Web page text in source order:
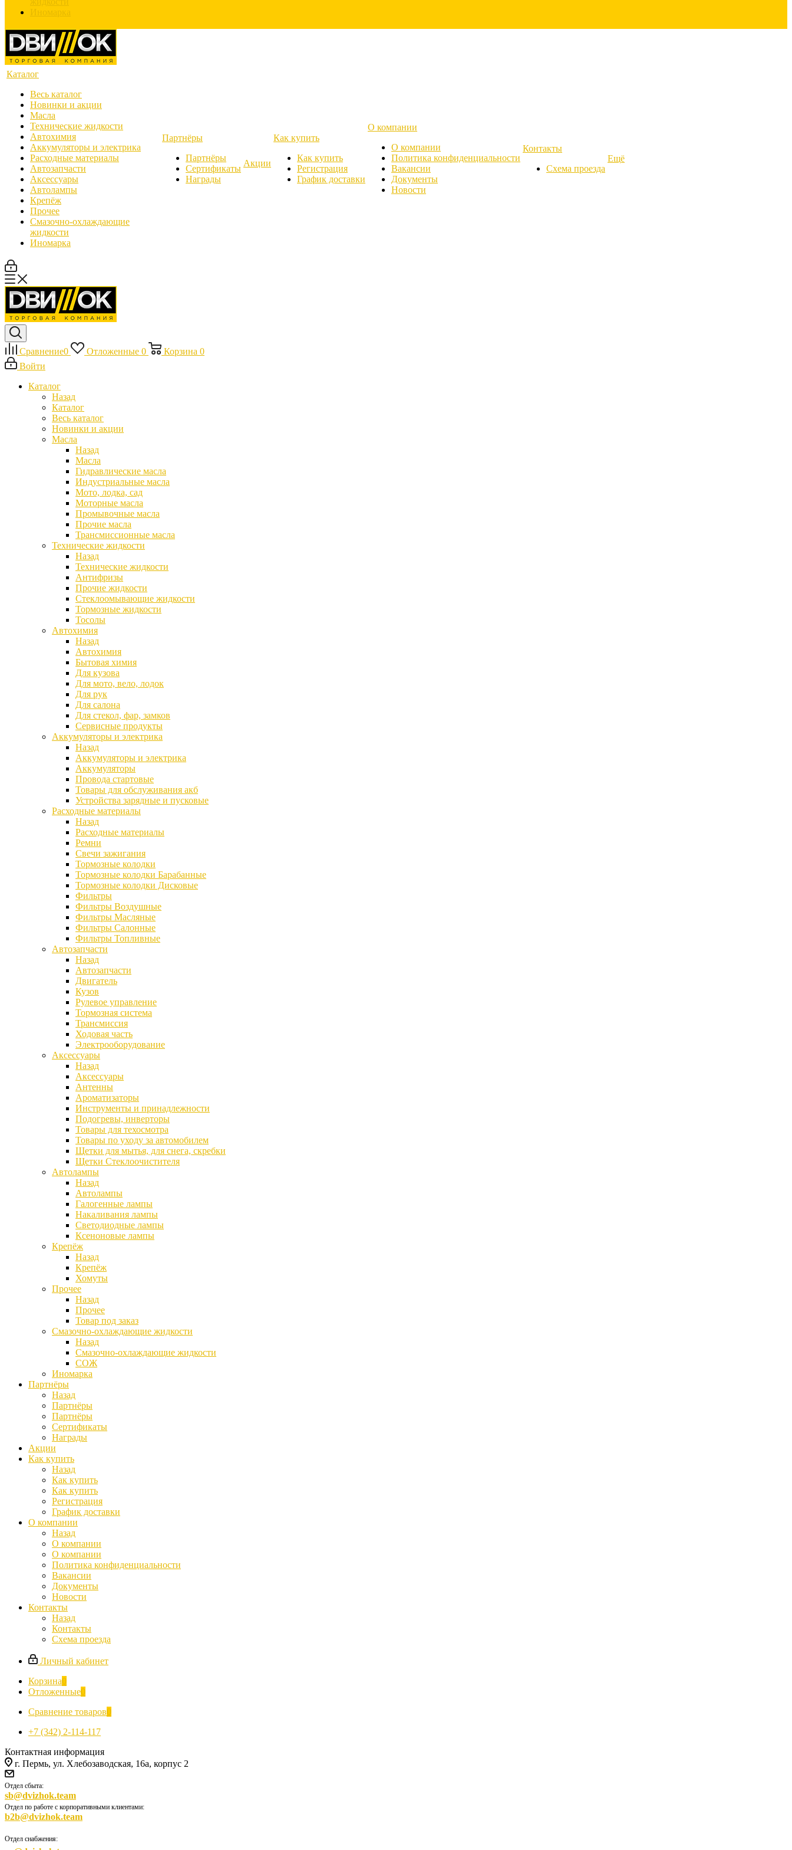
Иномарка
Каталог
Весь каталог
Новинки и акции
Масла
Технические жидкости
Автохимия
Аккумуляторы и электрика
Расходные материалы
Автозапчасти
Аксессуары
Автолампы
Крепёж
Прочее
Смазочно-охлаждающие
жидкости
Иномарка
Партнёры
Партнёры
Сертификаты
Награды
Акции
Как купить
Как купить
Регистрация
График доставки
О компании
О компании
Политика конфиденциальности
Вакансии
Документы
Новости
Контакты
Схема проезда
Ещё
Сравнение0 Отложенные 0 Корзина 0
Войти
Каталог
Назад
Каталог
Весь каталог
Новинки и акции
Масла
Назад
Масла
Гидравлические масла
Индустриальные масла
Мото, лодка, сад
Моторные масла
Промывочные масла
Прочие масла
Трансмиссионные масла
Технические жидкости
Назад
Технические жидкости
Антифризы
Прочие жидкости
Стеклоомывающие жидкости
Тормозные жидкости
Тосолы
Автохимия
Назад
Автохимия
Бытовая химия
Для кузова
Для мото, вело, лодок
Для рук
Для салона
Для стекол, фар, замков
Сервисные продукты
Аккумуляторы и электрика
Назад
Аккумуляторы и электрика
Аккумуляторы
Провода стартовые
Товары для обслуживания акб
Устройства зарядные и пусковые
Расходные материалы
Назад
Расходные материалы
Ремни
Свечи зажигания
Тормозные колодки
Тормозные колодки Барабанные
Тормозные колодки Дисковые
Фильтры
Фильтры Воздушные
Фильтры Масляные
Фильтры Салонные
Фильтры Топливные
Автозапчасти
Назад
Автозапчасти
Двигатель
Кузов
Рулевое управление
Тормозная система
Трансмиссия
Ходовая часть
Электрооборудование
Аксессуары
Назад
Аксессуары
Антенны
Ароматизаторы
Инструменты и принадлежности
Подогревы, инверторы
Товары для техосмотра
Товары по уходу за автомобилем
Щетки для мытья, для снега, скребки
Щетки Стеклоочистителя
Автолампы
Назад
Автолампы
Галогенные лампы
Накаливания лампы
Светодиодные лампы
Ксеноновые лампы
Крепёж
Назад
Крепёж
Хомуты
Прочее
Назад
Прочее
Товар под заказ
Смазочно-охлаждающие жидкости
Назад
Смазочно-охлаждающие жидкости
СОЖ
Иномарка
Партнёры
Назад
Партнёры
Партнёры
Сертификаты
Награды
Акции
Как купить
Назад
Как купить
Как купить
Регистрация
График доставки
О компании
Назад
О компании
О компании
Политика конфиденциальности
Вакансии
Документы
Новости
Контакты
Назад
Контакты
Схема проезда
Личный кабинет
Корзина0
Отложенные0
Сравнение товаров0
+7 (342) 2-114-117
Контактная информация
г. Пермь, ул. Хлебозаводская, 16а, корпус 2
Отдел сбыта:
sb@dvizhok.team
Отдел по работе с корпоративными клиентами:
b2b@dvizhok.team
Отдел снабжения: